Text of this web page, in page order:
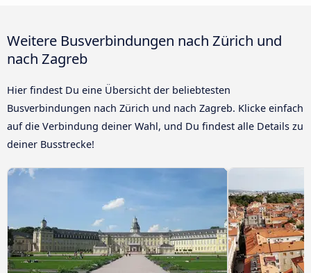
Weitere Busverbindungen nach Zürich und
nach Zagreb
Hier findest Du eine Übersicht der beliebtesten
Busverbindungen nach Zürich und nach Zagreb. Klicke einfach
auf die Verbindung deiner Wahl, und Du findest alle Details zu
deiner Busstrecke!